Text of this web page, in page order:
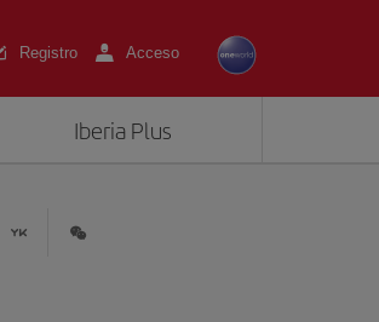
Registro Acceso
Iberia Plus